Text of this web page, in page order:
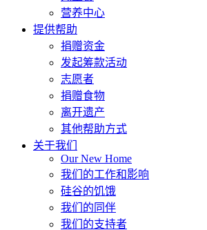
营养中心
提供帮助
捐赠资金
发起筹款活动
志愿者
捐赠食物
离开遗产
其他帮助方式
关于我们
Our New Home
我们的工作和影响
硅谷的饥饿
我们的同伴
我们的支持者